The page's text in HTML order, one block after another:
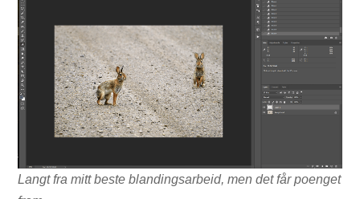
Langt fra mitt beste blandingsarbeid, men det får poenget